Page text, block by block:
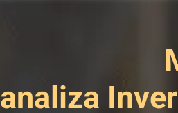
analiza